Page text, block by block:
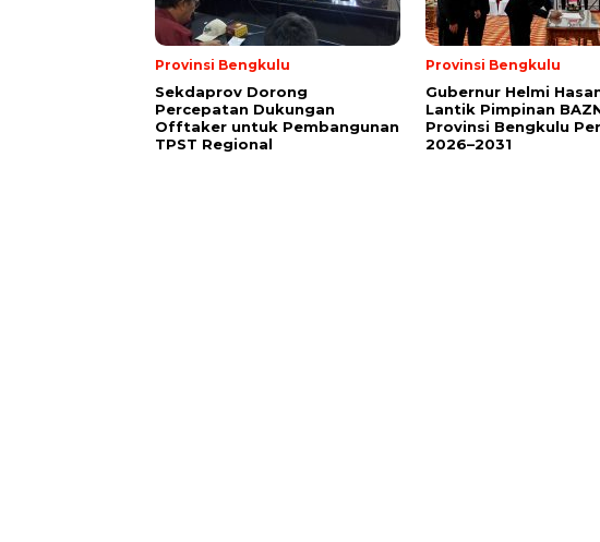
Provinsi Bengkulu
Sekdaprov Dorong
Percepatan Dukungan
Offtaker untuk Pembangunan
TPST Regional
Provinsi Bengkulu
Gubernur Helmi
Lantik Pimpinan
Provinsi Bengkulu
2026–2031